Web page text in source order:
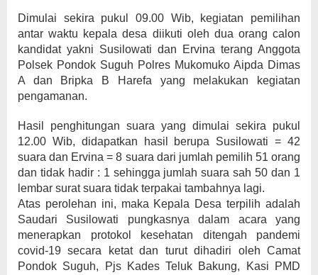
Dimulai sekira pukul 09.00 Wib, kegiatan pemilihan
antar waktu kepala desa diikuti oleh dua orang calon
kandidat yakni Susilowati dan Ervina terang Anggota
Polsek Pondok Suguh Polres Mukomuko Aipda Dimas
A dan Bripka B Harefa yang melakukan kegiatan
pengamanan.
Hasil penghitungan suara yang dimulai sekira pukul
12.00 Wib, didapatkan hasil berupa Susilowati = 42
suara dan Ervina = 8 suara dari jumlah pemilih 51 orang
dan tidak hadir : 1 sehingga jumlah suara sah 50 dan 1
lembar surat suara tidak terpakai tambahnya lagi.
Atas perolehan ini, maka Kepala Desa terpilih adalah
Saudari Susilowati pungkasnya dalam acara yang
menerapkan protokol kesehatan ditengah pandemi
covid-19 secara ketat dan turut dihadiri oleh Camat
Pondok Suguh, Pjs Kades Teluk Bakung, Kasi PMD